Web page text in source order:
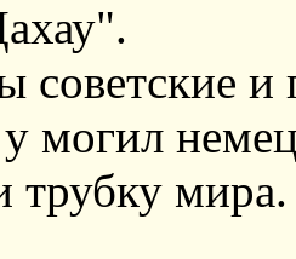
советские
у могил
трубку мира.